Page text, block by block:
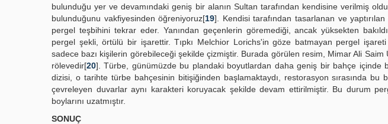
bulunduğu yer ve devamındaki geniş bir alanın Sultan tarafından kendisine verilmiş
bulunduğunu vakfiyesinden öğreniyoruz[19]. Kendisi tarafından tasarlanan ve
pergel teşbihini tekrar eder. Yanından geçenlerin göremediği, ancak yüksekten
pergel şekli, örtülü bir işarettir. Tıpkı Melchior Lorichs'in göze batmayan pergel
sadece bazı kişilerin görebileceği şekilde çizmiştir. Burada görülen resim, Mimar Ali
rölevedir[20]. Türbe, günümüzde bu plandaki boyutlardan daha geniş bir bahçe içinde
dizisi, o tarihte türbe bahçesinin bitişiğinden başlamaktaydı, restorasyon sırasında bu
çevreleyen duvarlar aynı karakteri koruyacak şekilde devam ettirilmiştir. Bu durum
boylarını uzatmıştır.
SONUÇ